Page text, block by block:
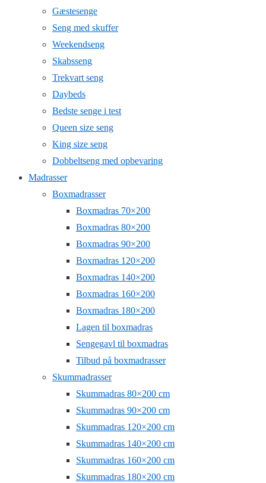
Gæstesenge
Seng med skuffer
Weekendseng
Skabsseng
Trekvart seng
Daybeds
Bedste senge i test
Queen size seng
King size seng
Dobbeltseng med opbevaring
Madrasser
Boxmadrasser
Boxmadras 70×200
Boxmadras 80×200
Boxmadras 90×200
Boxmadras 120×200
Boxmadras 140×200
Boxmadras 160×200
Boxmadras 180×200
Lagen til boxmadras
Sengegavl til boxmadras
Tilbud på boxmadrasser
Skummadrasser
Skummadras 80×200 cm
Skummadras 90×200 cm
Skummadras 120×200 cm
Skummadras 140×200 cm
Skummadras 160×200 cm
Skummadras 180×200 cm